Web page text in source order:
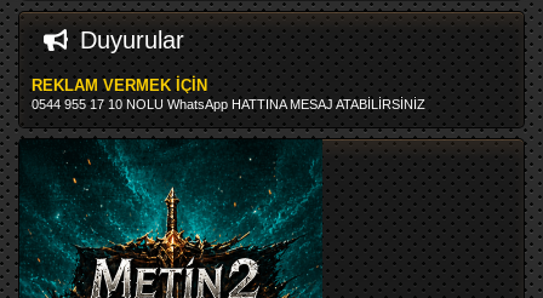
Duyurular
REKLAM VERMEK İÇİN
0544 955 17 10 NOLU WhatsApp HATTINA MESAJ ATABİLİRSİNİZ